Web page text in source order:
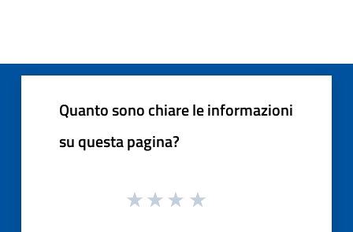
Quanto sono chiare le informazioni
su questa pagina?